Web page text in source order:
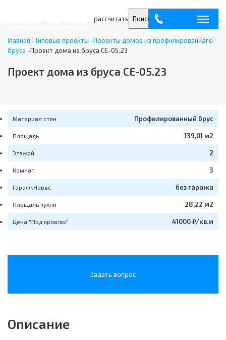
рассчитать
МЕНЮ
Поиск
Главная -Типовые проекты -Проекты домов из профилированного
бруса -Проект дома из бруса СЕ-05.23
Проект дома из бруса СЕ-05.23
Материал стен Профилированный брус
Площадь 139,01 м2
Этажей 2
Комнат 3
Гараж\Навес без гаража
Площаль кухни 28,22 м2
Цена "Под кровлю" 41000 ₽/кв.м
Задать вопрос
Описание